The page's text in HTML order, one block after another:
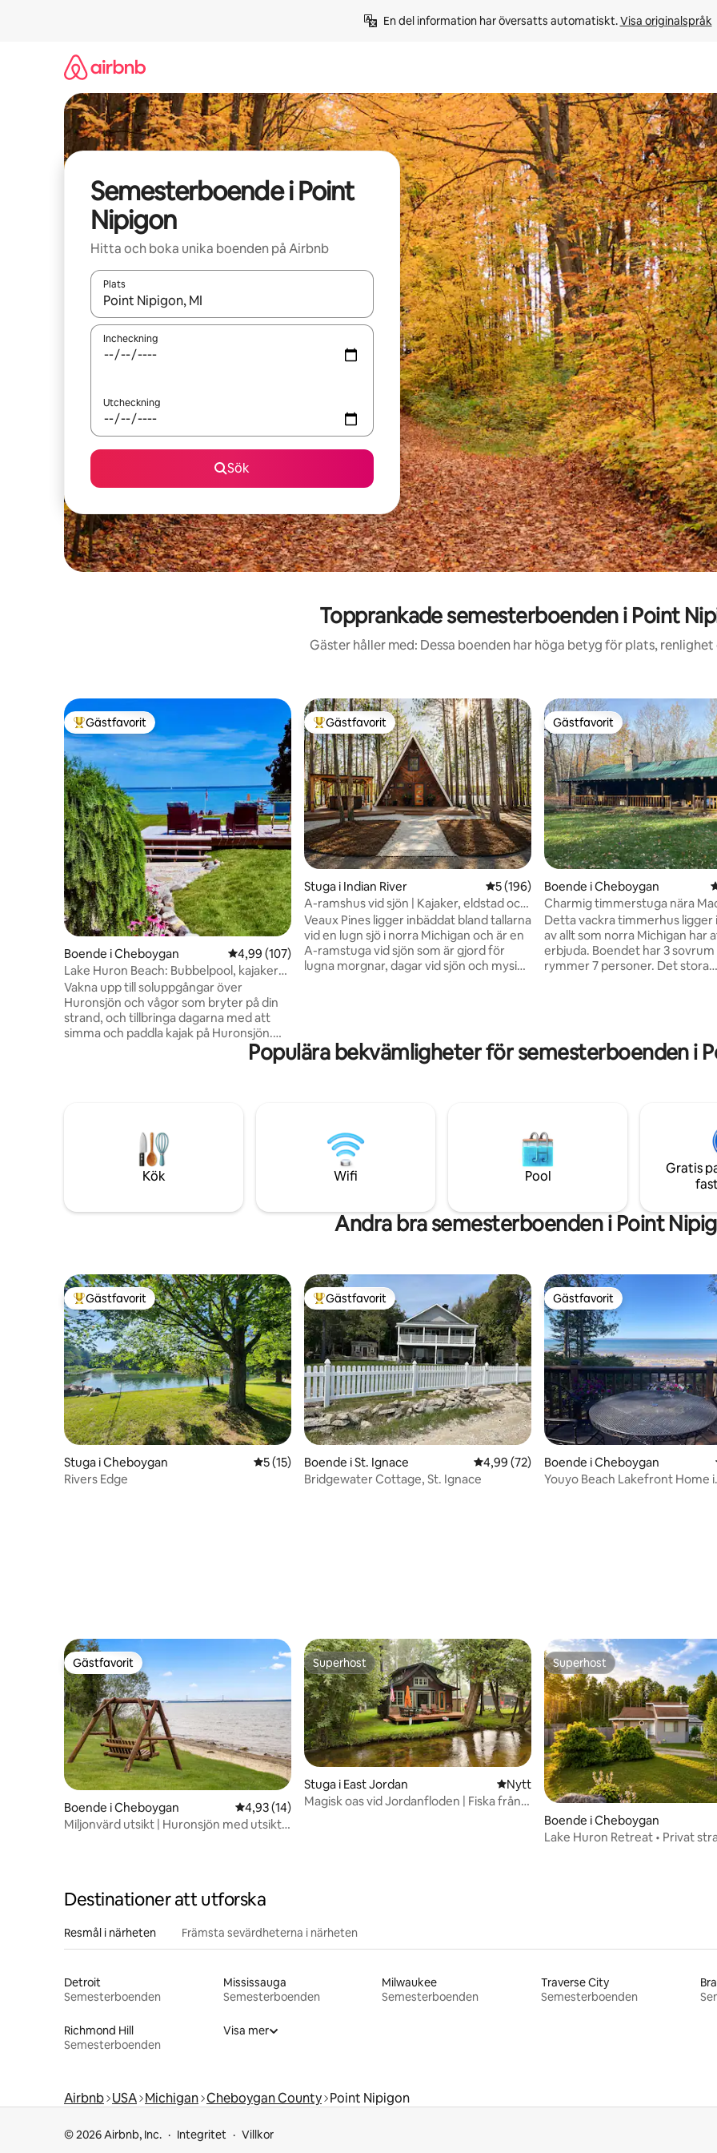
En del information har översatts automatiskt. Visa originalspråk
Semesterboende i Point
Nipigon
Hitta och boka unika boenden på Airbnb
Plats
När resultaten är tillgängliga kan du navigera med upp- och nedåtpilarna eller utforska genom att trycka eller svepa.
Incheckning
Utcheckning
Sök
Topprankade semesterboenden i Point
Gäster håller med: Dessa boenden har höga betyg för plats, renlighet
Populär gästfavorit
Gästfavorit
Boende i Cheboygan 4,99 av 5 i genomsnittligt betyg, 107 omdömen
4,99 (107)
Lake Huron Beach: Bubbelpool, kajaker
och fantastisk utsikt
Vakna upp till soluppgångar över
Huronsjön och vågor som bryter på din
strand, och tillbringa dagarna med att
simma och paddla kajak på Huronsjön.
Lugnt och fridfullt, och bara 10 minuter
inte bara ett ställe att bo på, det är ett
vackert ställe för att koppla av,
återförenas och njuta av en äkta Up
North-upplevelse. Vi kallar det Heaven
göra.
Populär gästfavorit
Gästfavorit
Stuga i Indian River 5 av 5 i genomsnittligt betyg, 196
5 (196)
A-ramshus vid sjön | Kajaker, eldstad och
bubbelpool
Veaux Pines ligger inbäddat bland tallarna
vid en lugn sjö i norra Michigan och är en
A-ramstuga vid sjön som är gjord för
lugna morgnar, dagar vid sjön och mysiga
uteplatserna innan ni samlas runt brasan.
Inomhus gör varma trädetaljer och
Gästfavorit
Gästfavorit
Boende i Cheboygan
Charmig timmerstuga nära
City!
Detta vackra timmerhus ligger
av allt som norra Michigan har
erbjuda. Boendet har 3 sovrum som
rymmer 7 personer. Det stora
köket gör det enkelt att njuta av
familjemåltider runt det stora
Populära bekvämligheter för semesterboenden i
Kök Wifi Pool
Gratis
Andra bra semesterboenden i Point
Populär gästfavorit
Gästfavorit
Stuga i Cheboygan 5 av 5 i genomsnittligt betyg, 15 omdömen
5 (15)
Rivers Edge
Populär gästfavorit
Gästfavorit
Boende i St. Ignace 4,99 av 5 i genomsnittligt betyg, 72
4,99 (72)
Bridgewater Cottage, St. Ignace
Gästfavorit
Gästfavorit
Boende i Cheboygan
Youyo Beach Lakefront Home i
Gästfavorit
Gästfavorit
Boende i Cheboygan 4,93 av 5 i genomsnittligt betyg, 14 omdömen
4,93 (14)
Miljonvärd utsikt | Huronsjön med utsikt
Superhost
Superhost
Stuga i East Jordan Nytt ställe att bo på
Nytt
Magisk oas vid Jordanfloden | Fiska från
Superhost
Superhost
Boende i Cheboygan
Lake Huron Retreat • Privat
Destinationer att utforska
Resmål i närheten Främsta sevärdheterna i närheten
Detroit
Semesterboenden
Mississauga
Semesterboenden
Milwaukee
Semesterboenden
Traverse City
Semesterboenden
Richmond Hill
Semesterboenden
Visa mer
Airbnb USA Michigan Cheboygan County Point Nipigon
© 2026 Airbnb, Inc. Integritet Villkor